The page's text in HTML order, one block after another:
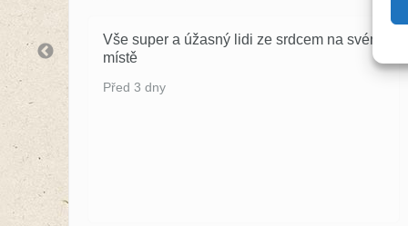
Vše super a úžasný lidi ze srdcem na svém
místě
Před 3 dny